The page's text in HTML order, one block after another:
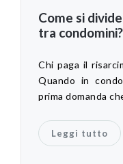
Come si
tra
Chi paga il
Quando in
prima domanda
Leggi tutto